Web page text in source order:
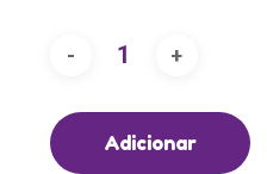
Adicionar